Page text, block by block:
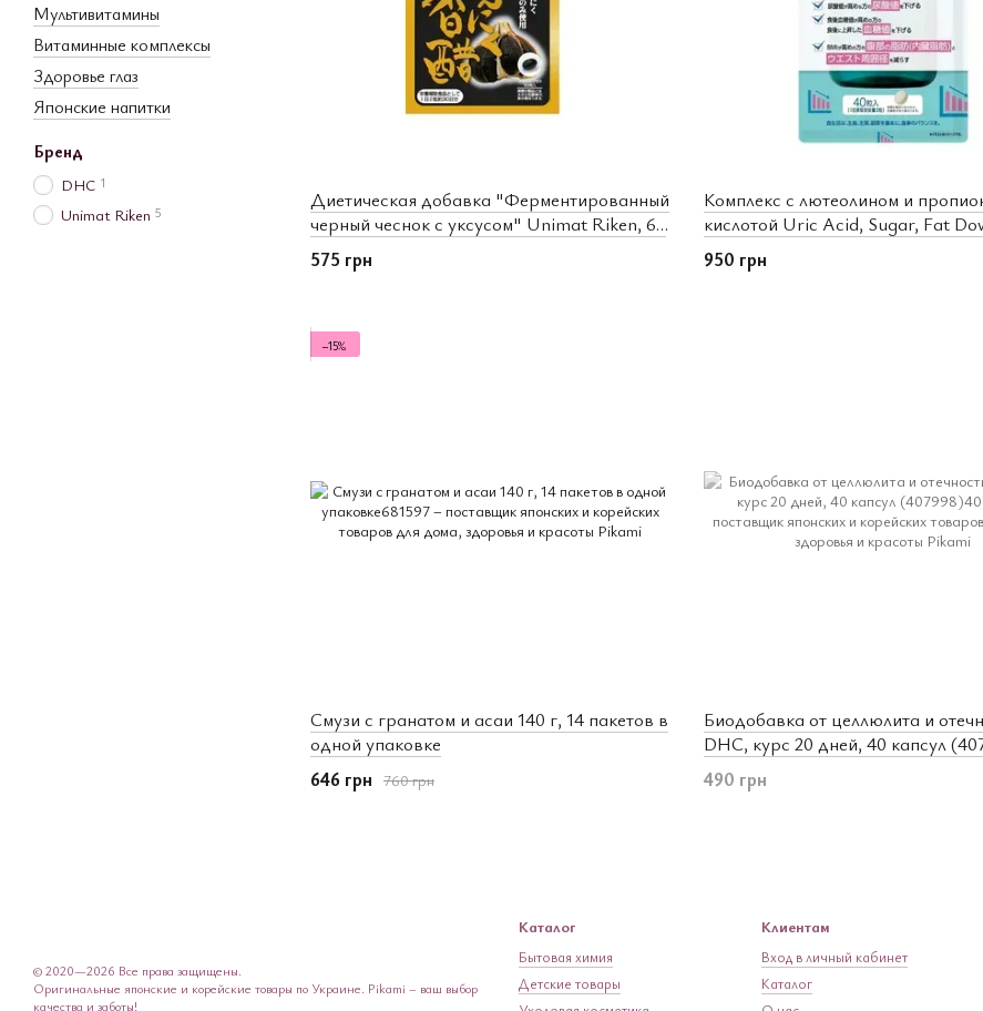
Диетическая добавка "Ферментированный
черный чеснок с уксусом" Unimat Riken, 60
шт (580360)
575 грн
Комплекс с лютеолином и
кислотой Uric Acid, Sugar, Fat
днів) Unimat Riken (681474)
950 грн
−15%
Смузи с гранатом и асаи 140 г, 14 пакетов в
одной упаковке
760 грн
646 грн
Биодобавка от целлюлита и
DHC, курс 20 дней, 40 капсул
490 грн
Мультивитамины
Витаминные комплексы
Здоровье глаз
Японские напитки
Бренд
DHC 1
Unimat Riken 5
© 2020—2026 Все права защищены.
Оригинальные японские и корейские товары по Украине. Pikami – ваш выбор
качества и заботы!
Каталог
Бытовая химия
Детские товары
Клиентам
Вход в личный кабинет
Каталог